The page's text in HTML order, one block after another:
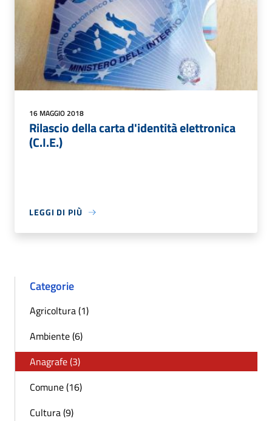
16 MAGGIO 2018
Rilascio della carta d'identità elettronica
(C.I.E.)
LEGGI DI PIÙ
Categorie
Agricoltura (1)
Ambiente (6)
Anagrafe (3)
Comune (16)
Cultura (9)